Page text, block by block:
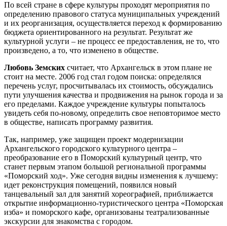
По всей стране в сфере культуры проходят мероприятия по
определению правового статуса муниципальных учреждений
и их реорганизация, осуществляется переход к формированию
бюджета ориентированного на результат. Результат же
культурной услуги – не процесс ее предоставления, не то, что
произведено, а то, что изменено в обществе.
Любовь Земских считает, что Архангельск в этом плане не
стоит на месте. 2006 год стал годом поиска: определялся
перечень услуг, просчитывалась их стоимость, обсуждались
пути улучшения качества и продвижения на рынок города и за
его пределами. Каждое учреждение культуры попыталось
увидеть себя по-новому, определить свое неповторимое место
в обществе, написать программу развития.
Так, например, уже защищен проект модернизации
Архангельского городского культурного центра –
преобразование его в Поморский культурный центр, что
станет первым этапом большой региональной программы
«Поморский ход». Уже сегодня видны изменения к лучшему:
идет реконструкция помещений, появился новый
танцевальный зал для занятий хореографией, приближается
открытие информационно-туристического центра «Поморская
изба» и поморского кафе, организованы театрализованные
экскурсии для знакомства с городом.